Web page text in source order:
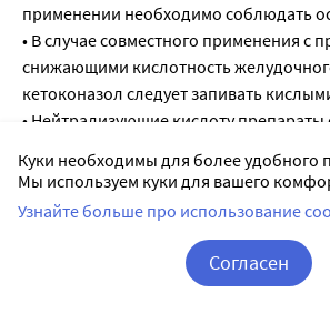
Куки необходимы для более удобного
Мы используем куки для вашего
Узнайте больше про использование
Согласен